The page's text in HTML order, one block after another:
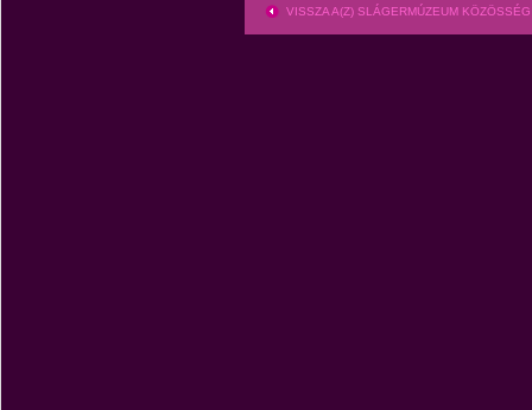
VISSZA A(Z) SLÁGERMÚZEUM